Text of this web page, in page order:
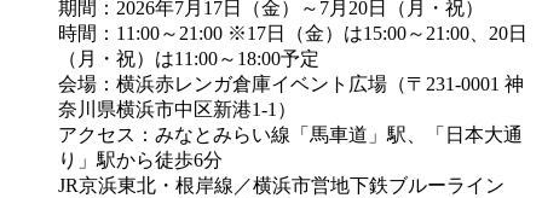
期間：2026年7月17日（金）～7月20日（月・祝）
時間：11:00～21:00 ※17日（金）は15:00～21:00、20日
（月・祝）は11:00～18:00予定
会場：横浜赤レンガ倉庫イベント広場（〒231-0001 神
奈川県横浜市中区新港1-1）
アクセス：みなとみらい線「馬車道」駅、「日本大通
り」駅から徒歩6分
JR京浜東北・根岸線／横浜市営地下鉄ブルーライン